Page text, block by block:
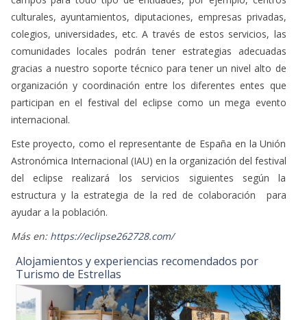
culturales, ayuntamientos, diputaciones, empresas privadas,
colegios, universidades, etc. A través de estos servicios, las
comunidades locales podrán tener estrategias adecuadas
gracias a nuestro soporte técnico para tener un nivel alto de
organización y coordinación entre los diferentes entes que
participan en el festival del eclipse como un mega evento
internacional.
Este proyecto, como el representante de España en la Unión
Astronómica Internacional (IAU) en la organización del festival
del eclipse realizará los servicios siguientes según la
estructura y la estrategia de la red de colaboración para
ayudar a la población.
Más en: https://eclipse262728.com/
Alojamientos y experiencias recomendados por
Turismo de Estrellas